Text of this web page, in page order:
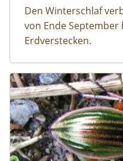
Den Winterschlaf
von Ende
Erdverstecken.
Goldlaufkäfer
Naturlexikon: